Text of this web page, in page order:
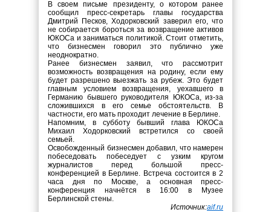
В своем письме президенту, о котором ранее
сообщил пресс-секретарь главы государства
Дмитрий Песков, Ходорковский заверил его, что
не собирается бороться за возвращение активов
ЮКОСа и заниматься политикой. Стоит отметить,
что бизнесмен говорил это публично уже
неоднократно.
Ранее бизнесмен заявил, что рассмотрит
возможность возвращения на родину, если ему
будет разрешено выезжать за рубеж. Это будет
главным условием возвращения, уехавшего в
Германию бывшего руководителя ЮКОСа, из-за
сложившихся в его семье обстоятельств. В
частности, его мать проходит лечение в Берлине.
Напомним, в субботу бывший глава ЮКОСа
Михаил Ходорковский встретился со своей
семьей.
Освобожденный бизнесмен добавил, что намерен
побеседовать побеседует с узким кругом
журналистов перед большой пресс-
конференцией в Берлине. Встреча состоится в 2
часа дня по Москве, а основная пресс-
конференция начнётся в 16:00 в Музее
Берлинской стены.
Источник:aif.ru